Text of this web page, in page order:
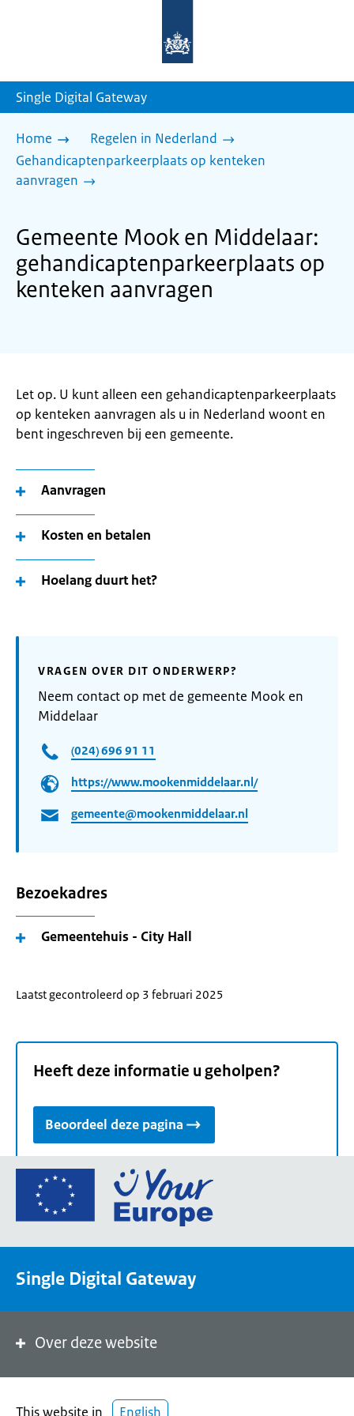
homepage
Single Digital Gateway
Home
Regelen in Nederland
Gehandicaptenparkeerplaats op kenteken
aanvragen
Gemeente Mook en Middelaar:
gehandicaptenparkeerplaats op
kenteken aanvragen
Let op. U kunt alleen een gehandicaptenparkeerplaats
op kenteken aanvragen als u in Nederland woont en
bent ingeschreven bij een gemeente.
Aanvragen
Kosten en betalen
Hoelang duurt het?
VRAGEN OVER DIT ONDERWERP?
Neem contact op met de gemeente Mook en
Middelaar
(024) 696 91 11
https://www.mookenmiddelaar.nl/
gemeente@mookenmiddelaar.nl
Bezoekadres
Gemeentehuis - City Hall
Laatst gecontroleerd op 3 februari 2025
Heeft deze informatie u geholpen?
Beoordeel deze pagina
Ga
de
een
de
Single Digital Gateway
Over deze website
This website in English